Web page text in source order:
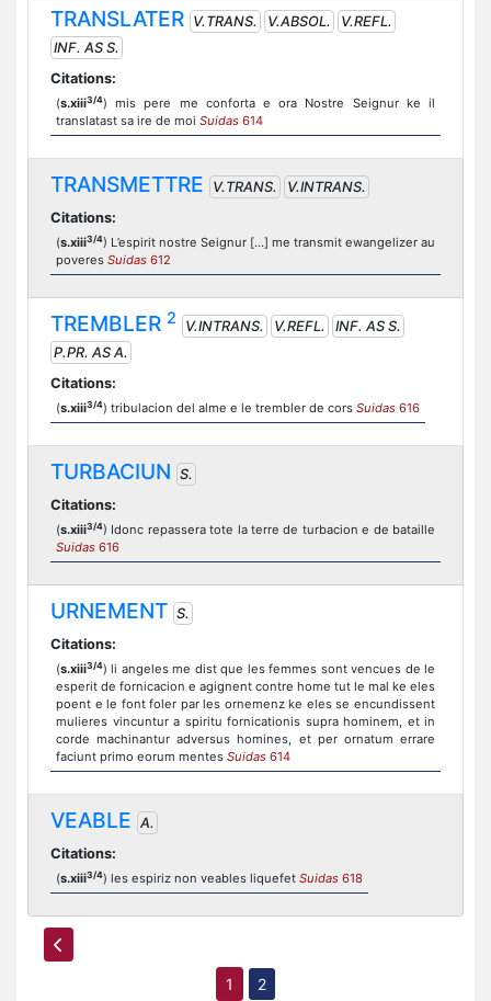
TRANSLATER V.TRANS. V.ABSOL.
V.REFL.
INF. AS S.
Citations:
(s.xiii3/4) mis pere me conforta e ora Nostre Seignur ke il
translatast sa ire de moi Suidas 614
TRANSMETTRE V.TRANS.
V.INTRANS.
Citations:
(s.xiii3/4) L’espirit nostre Seignur […] me transmit ewangelizer au
poveres Suidas 612
TREMBLER 2 V.INTRANS. V.REFL.
INF. AS S.
P.PR. AS A.
Citations:
(s.xiii3/4) tribulacion del alme e le trembler de cors Suidas 616
TURBACIUN S.
Citations:
(s.xiii3/4) Idonc repassera tote la terre de turbacion e de bataille
Suidas 616
URNEMENT S.
Citations:
(s.xiii3/4) li angeles me dist que les femmes sont vencues de le
esperit de fornicacion e agignent contre home tut le mal ke eles
poent e le font foler par les ornemenz ke eles se encundissent
mulieres vincuntur a spiritu fornicationis supra hominem, et in
corde machinantur adversus homines, et per ornatum errare
faciunt primo eorum mentes Suidas 614
VEABLE A.
Citations:
(s.xiii3/4) les espiriz non veables liquefet Suidas 618
1 2